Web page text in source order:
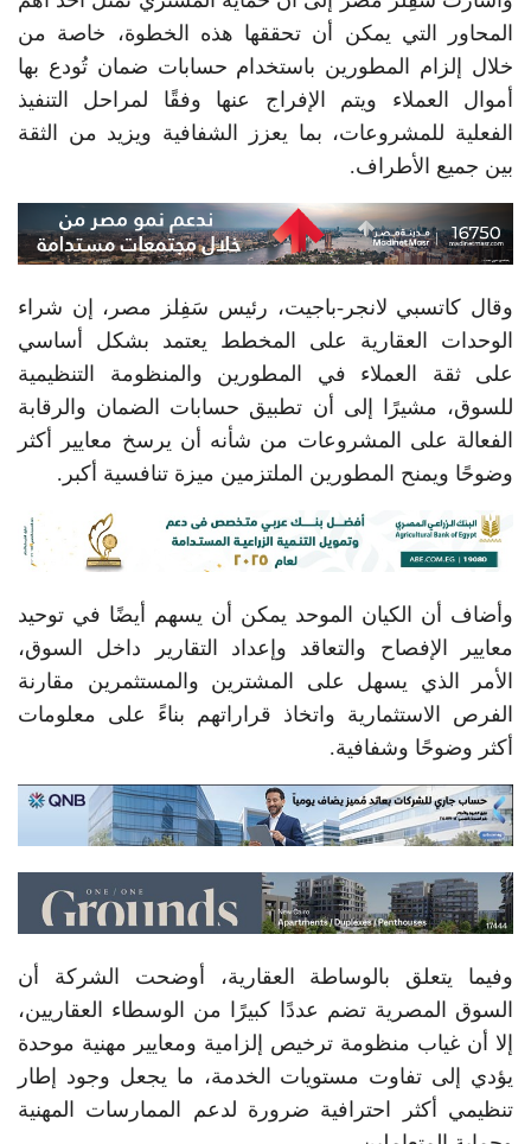
المحاور التي يمكن أن تحققها هذه الخطوة، خاصة من
خلال إلزام المطورين باستخدام حسابات ضمان تُودع بها
أموال العملاء ويتم الإفراج عنها وفقًا لمراحل التنفيذ
الفعلية للمشروعات، بما يعزز الشفافية ويزيد من الثقة
بين جميع الأطراف.
وقال كاتسبي لانجر-باجيت، رئيس سَفِلز مصر، إن شراء
الوحدات العقارية على المخطط يعتمد بشكل أساسي
على ثقة العملاء في المطورين والمنظومة التنظيمية
للسوق، مشيرًا إلى أن تطبيق حسابات الضمان والرقابة
الفعالة على المشروعات من شأنه أن يرسخ معايير أكثر
وضوحًا ويمنح المطورين الملتزمين ميزة تنافسية أكبر.
وأضاف أن الكيان الموحد يمكن أن يسهم أيضًا في توحيد
معايير الإفصاح والتعاقد وإعداد التقارير داخل السوق،
الأمر الذي يسهل على المشترين والمستثمرين مقارنة
الفرص الاستثمارية واتخاذ قراراتهم بناءً على معلومات
أكثر وضوحًا وشفافية.
وفيما يتعلق بالوساطة العقارية، أوضحت الشركة أن
السوق المصرية تضم عددًا كبيرًا من الوسطاء العقاريين،
إلا أن غياب منظومة ترخيص إلزامية ومعايير مهنية موحدة
يؤدي إلى تفاوت مستويات الخدمة، ما يجعل وجود إطار
تنظيمي أكثر احترافية ضرورة لدعم الممارسات المهنية